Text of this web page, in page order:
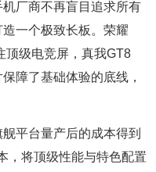
机厂商不再盲目追求所有
一个极致长板。荣耀
顶级电竞屏，真我GT8
障了基础体验的底线，
舰平台量产后的成本得到
，将顶级性能与特色配置